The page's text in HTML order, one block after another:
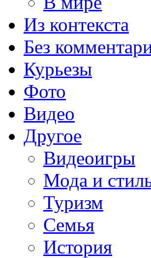
Из контекста
Без
Курьезы
Фото
Видео
Другое
Видеоигры
Мода и
Туризм
Семья
История